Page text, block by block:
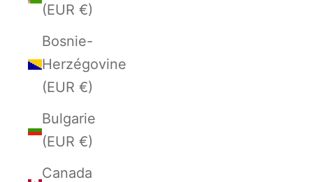
(EUR €)
Bosnie-
Herzégovine
(EUR €)
Bulgarie
(EUR €)
Canada